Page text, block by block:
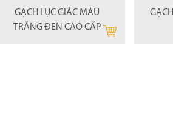
GẠCH LỤC GIÁC MÀU
TRẮNG ĐEN CAO CẤP